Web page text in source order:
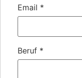
Email *
Beruf *